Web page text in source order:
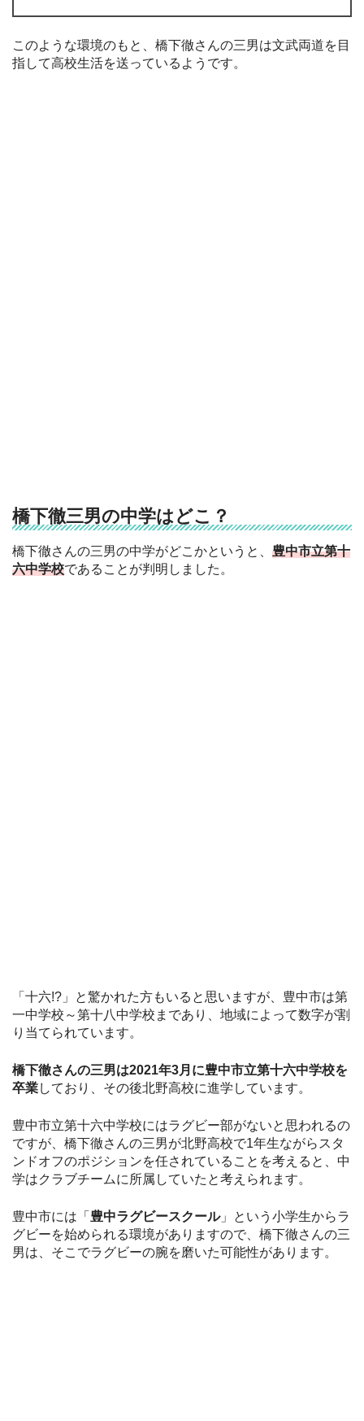
このような環境のもと、橋下徹さんの三男は文武両道を目
指して高校生活を送っているようです。
橋下徹三男の中学はどこ？
橋下徹さんの三男の中学がどこかというと、 豊中市立第十
六中学校であることが判明しました。
「十六!?」と驚かれた方もいると思いますが、豊中市は第
一中学校～第十八中学校まであり、地域によって数字が割
り当てられています。
橋下徹さんの三男は2021年3月に豊中市立第十六中学校を
卒業しており、その後北野高校に進学しています。
豊中市立第十六中学校にはラグビー部がないと思われるの
ですが、橋下徹さんの三男が北野高校で1年生ながらスタ
ンドオフのポジションを任されていることを考えると、中
学はクラブチームに所属していたと考えられます。
豊中市には「 豊中ラグビースクール」という小学生からラ
グビーを始められる環境がありますので、橋下徹さんの三
男は、そこでラグビーの腕を磨いた可能性があります。